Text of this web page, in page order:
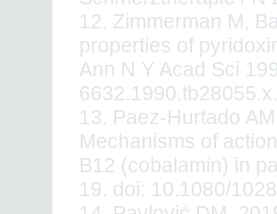
12. Zimmerman M,
properties of
Ann N Y Acad Sci
6632.1990.tb28055.x.
13. Paez-Hurtado
Mechanisms of
B12 (cobalamin) in
19. doi: 10.1080/